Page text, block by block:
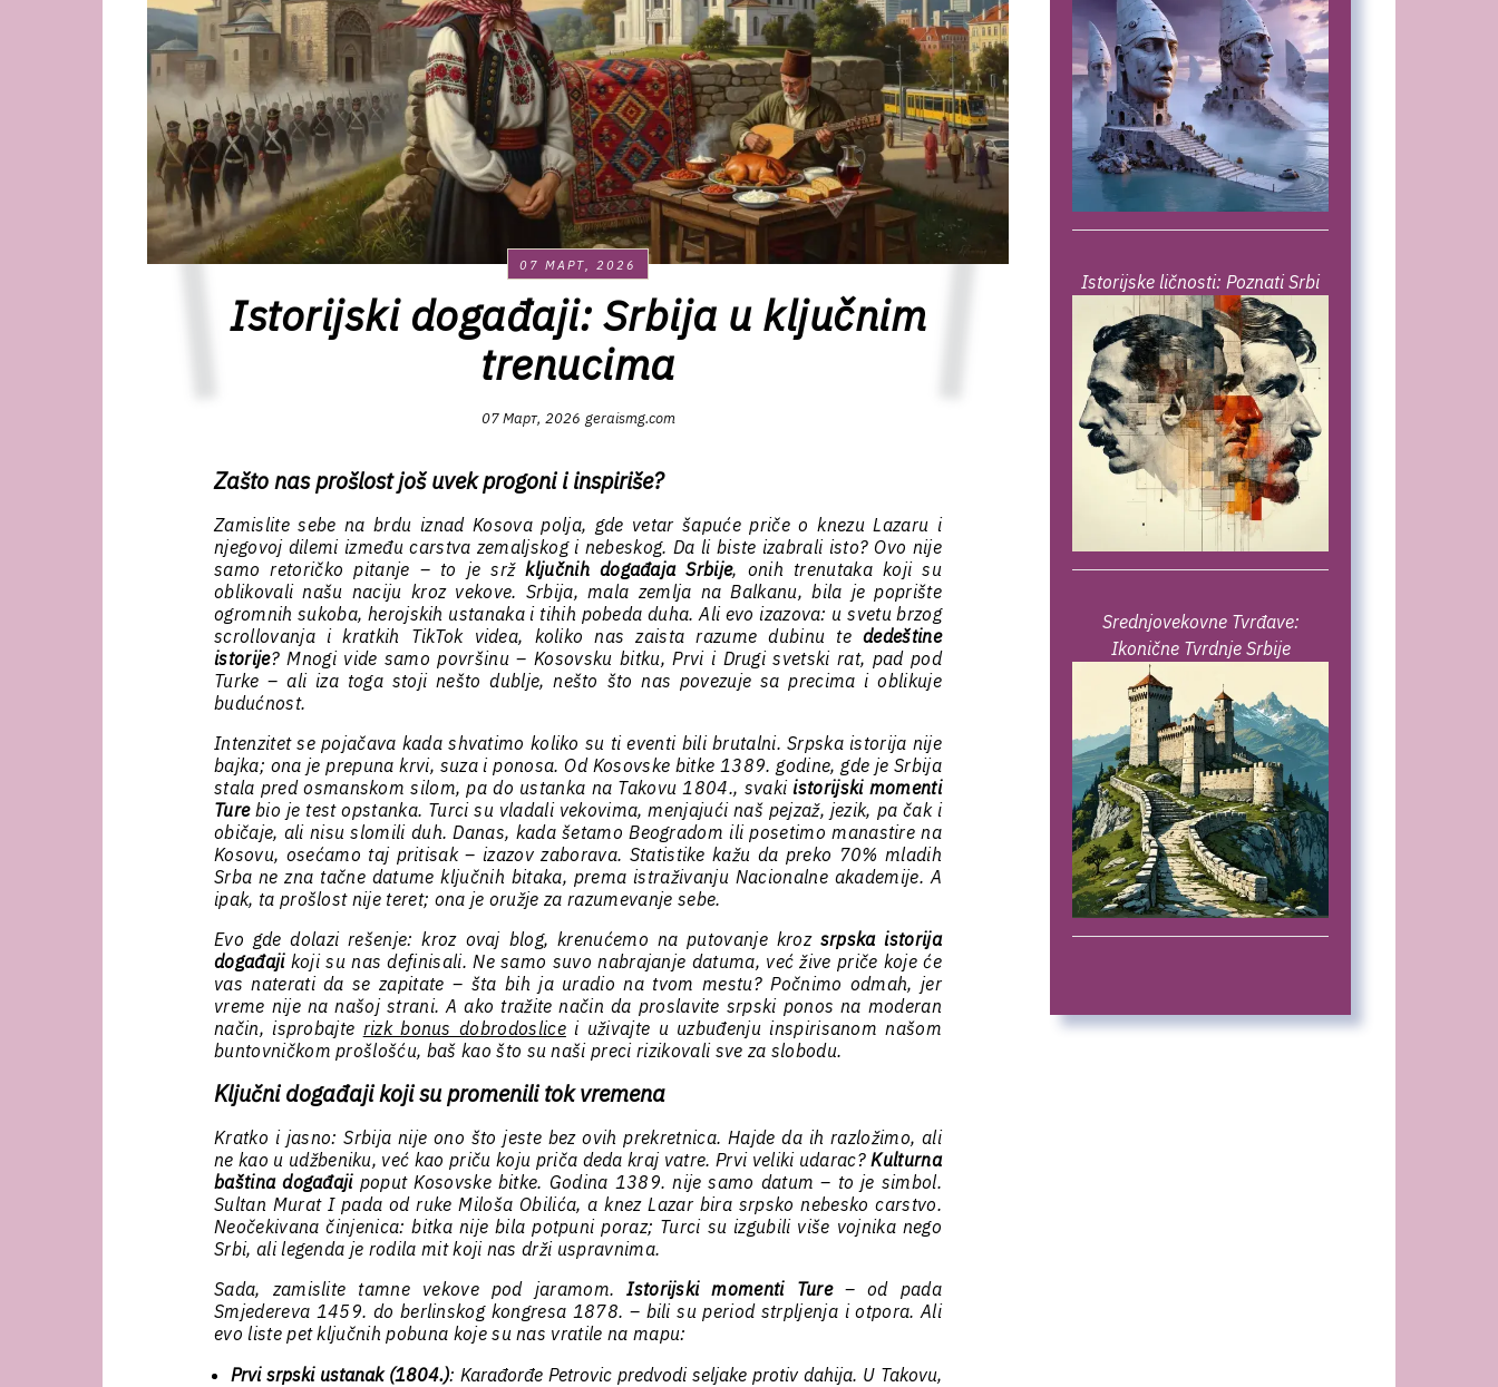
07 МАРТ, 2026
Istorijski događaji: Srbija u ključnim
trenucima
07 Март, 2026 geraismg.com
Zašto nas prošlost još uvek progoni i inspiriše?
Zamislite sebe na brdu iznad Kosova polja, gde vetar šapuće priče o knezu Lazaru i
njegovoj dilemi između carstva zemaljskog i nebeskog. Da li biste izabrali isto? Ovo nije
samo retoričko pitanje – to je sržključnih događaja Srbije, onih trenutaka koji su
oblikovali našu naciju kroz vekove. Srbija, mala zemlja na Balkanu, bila je poprište
ogromnih sukoba, herojskih ustanaka i tihih pobeda duha. Ali evo izazova: u svetu brzog
scrollovanja i kratkih TikTok videa, koliko nas zaista razume dubinu tededeštine
istorije? Mnogi vide samo površinu – Kosovsku bitku, Prvi i Drugi svetski rat, pad pod
Turke – ali iza toga stoji nešto dublje, nešto što nas povezuje sa precima i oblikuje
budućnost.
Intenzitet se pojačava kada shvatimo koliko su ti eventi bili brutalni. Srpska istorija nije
bajka; ona je prepuna krvi, suza i ponosa. Od Kosovske bitke 1389. godine, gde je Srbija
stala pred osmanskom silom, pa do ustanka na Takovu 1804., svakiistorijski momenti
Turebio je test opstanka. Turci su vladali vekovima, menjajući naš pejzaž, jezik, pa čak i
običaje, ali nisu slomili duh. Danas, kada šetamo Beogradom ili posetimo manastire na
Kosovu, osećamo taj pritisak – izazov zaborava. Statistike kažu da preko 70% mladih
Srba ne zna tačne datume ključnih bitaka, prema istraživanju Nacionalne akademije. A
ipak, ta prošlost nije teret; ona je oružje za razumevanje sebe.
Evo gde dolazi rešenje: kroz ovaj blog, krenućemo na putovanje kroz srpska istorija
događajikoji su nas definisali. Ne samo suvo nabrajanje datuma, već žive priče koje će
vas naterati da se zapitate – šta bih ja uradio na tvom mestu? Počnimo odmah, jer
vreme nije na našoj strani. A ako tražite način da proslavite srpski ponos na moderan
način, isprobajte rizk bonus dobrodoslicei uživajte u uzbuđenju inspirisanom našom
buntovničkom prošlošću, baš kao što su naši preci rizikovali sve za slobodu.
Ključni događaji koji su promenili tok vremena
Kratko i jasno: Srbija nije ono što jeste bez ovih prekretnica. Hajde da ih razložimo, ali
ne kao u udžbeniku, već kao priču koju priča deda kraj vatre. Prvi veliki udarac?Kulturna
baština događajipoput Kosovske bitke. Godina 1389. nije samo datum – to je simbol.
Sultan Murat I pada od ruke Miloša Obilića, a knez Lazar bira srpsko nebesko carstvo.
Neočekivana činjenica: bitka nije bila potpuni poraz; Turci su izgubili više vojnika nego
Srbi, ali legenda je rodila mit koji nas drži uspravnima.
Sada, zamislite tamne vekove pod jaramom.Istorijski momenti Ture– od pada
Smjedereva 1459. do berlinskog kongresa 1878. – bili su period strpljenja i otpora. Ali
evo liste pet ključnih pobuna koje su nas vratile na mapu:
Prvi srpski ustanak (1804.): Karađorđe Petrovic predvodi seljake protiv dahija. U Takovu,
Istorijske ličnosti: Poznati Srbi
Srednjovekovne Tvrđave:
Ikonične Tvrdnje Srbije